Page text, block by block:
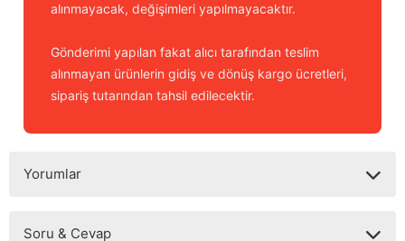
alınmayacak, değişimleri yapılmayacaktır.
Gönderimi yapılan fakat alıcı tarafından teslim
alınmayan ürünlerin gidiş ve dönüş kargo ücretleri,
sipariş tutarından tahsil edilecektir.
Yorumlar
Soru & Cevap